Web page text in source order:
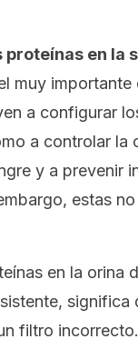
proteínas en la
muy importante
a configurar
a controlar la
y a prevenir
estas
en la orina
significa
filtro